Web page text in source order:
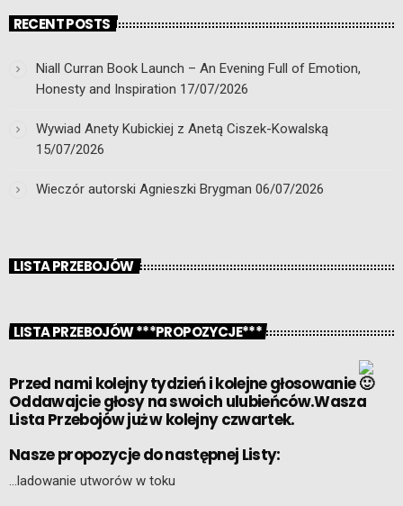
RECENT POSTS
Niall Curran Book Launch – An Evening Full of Emotion,
Honesty and Inspiration 17/07/2026
Wywiad Anety Kubickiej z Anetą Ciszek-Kowalską
15/07/2026
Wieczór autorski Agnieszki Brygman 06/07/2026
LISTA PRZEBOJÓW
LISTA PRZEBOJÓW ***PROPOZYCJE***
Przed nami kolejny tydzień i kolejne głosowanie
Oddawajcie głosy na swoich ulubieńców.Wasza
Lista Przebojów już w kolejny czwartek.
Nasze propozycje do następnej Listy:
…ladowanie utworów w toku